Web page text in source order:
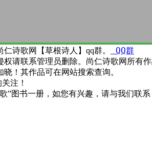
诗歌网【草根诗人】qq群。 QQ群
请联系管理员删除。尚仁诗歌网所有作
！其作品可在网站搜索查询。
注！
图书一册，如您有兴趣，请与我们联